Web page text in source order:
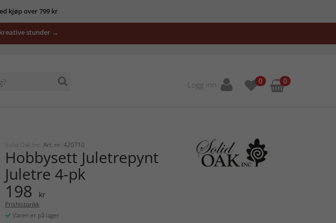
kjøp over 799 kr
stunder →
Logg inn 0 0
Solid Oak Inc. Art. nr: 420710
Hobbysett Juletrepynt
Juletre 4-pk
198 kr
Prishistorikk
Varen er på lager